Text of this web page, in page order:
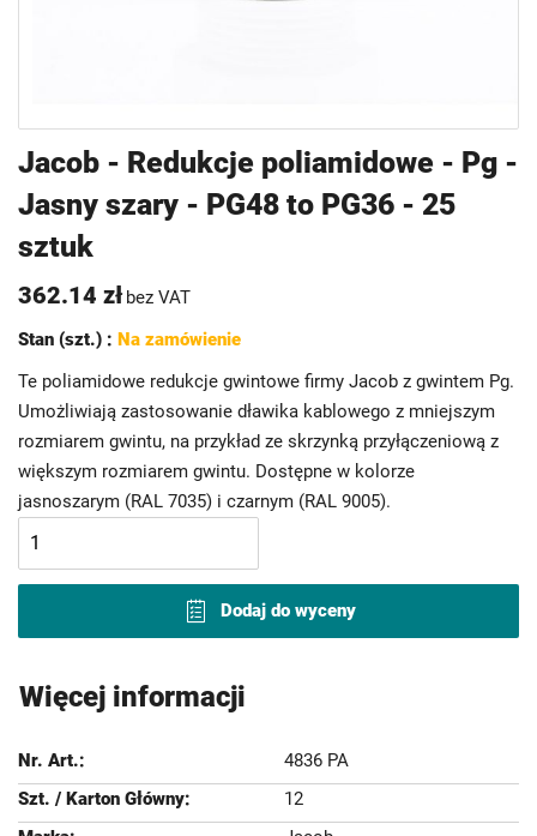
Jacob - Redukcje poliamidowe - Pg -
Jasny szary - PG48 to PG36 - 25
sztuk
362.14 zł bez VAT
Stan (szt.) : Na zamówienie
Te poliamidowe redukcje gwintowe firmy Jacob z gwintem Pg.
Umożliwiają zastosowanie dławika kablowego z mniejszym
rozmiarem gwintu, na przykład ze skrzynką przyłączeniową z
większym rozmiarem gwintu. Dostępne w kolorze
jasnoszarym (RAL 7035) i czarnym (RAL 9005).
Dodaj do wyceny
na
początek
galerii
Więcej informacji
4836 PA
12